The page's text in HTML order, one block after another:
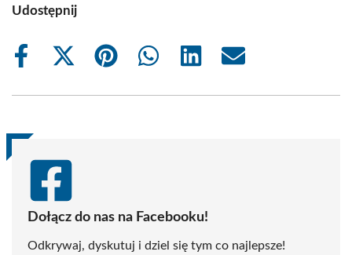
Udostępnij
Share
Share
(Twitter)
Share
Share
Share
Share
Dołącz do nas na Facebooku!
Odkrywaj, dyskutuj i dziel się tym co najlepsze!